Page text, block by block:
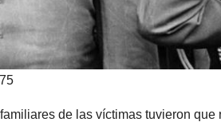
de las víctimas tuvieron